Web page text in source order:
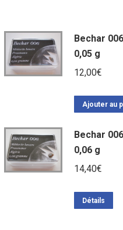
Bechar
0,05 g
12,00€
Ajouter au
Bechar
0,06 g
14,40€
Détails